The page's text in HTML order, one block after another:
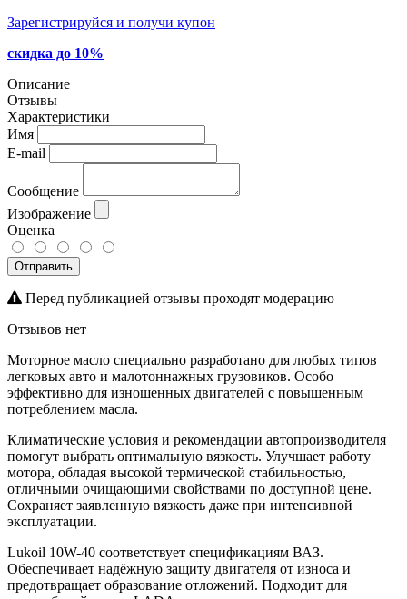
Зарегистрируйся и получи купон
скидка до 10%
Описание
Отзывы
Характеристики
Имя
E-mail
Сообщение
Изображение
Оценка
Отправить
Перед публикацией отзывы проходят модерацию
Отзывов нет
Моторное масло специально разработано для любых типов
легковых авто и малотоннажных грузовиков. Особо
эффективно для изношенных двигателей с повышенным
потреблением масла.
Климатические условия и рекомендации автопроизводителя
помогут выбрать оптимальную вязкость. Улучшает работу
мотора, обладая высокой термической стабильностью,
отличными очищающими свойствами по доступной цене.
Сохраняет заявленную вязкость даже при интенсивной
эксплуатации.
Lukoil 10W-40 соответствует спецификациям ВАЗ.
Обеспечивает надёжную защиту двигателя от износа и
предотвращает образование отложений. Подходит для